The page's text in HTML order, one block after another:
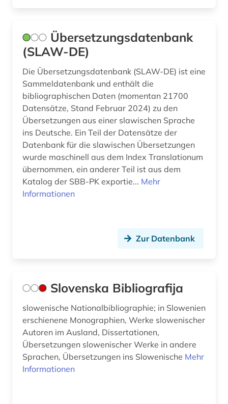
Übersetzungsdatenbank
(SLAW-DE)
Die Übersetzungsdatenbank (SLAW-DE) ist eine
Sammeldatenbank und enthält die
bibliographischen Daten (momentan 21700
Datensätze, Stand Februar 2024) zu den
Übersetzungen aus einer slawischen Sprache
ins Deutsche. Ein Teil der Datensätze der
Datenbank für die slawischen Übersetzungen
wurde maschinell aus dem Index Translationum
übernommen, ein anderer Teil ist aus dem
Katalog der SBB-PK exportie... Mehr
Informationen
Zur Datenbank
Slovenska Bibliografija
slowenische Nationalbibliographie; in Slowenien
erschienene Monographien, Werke slowenischer
Autoren im Ausland, Dissertationen,
Übersetzungen slowenischer Werke in andere
Sprachen, Übersetzungen ins Slowenische Mehr
Informationen